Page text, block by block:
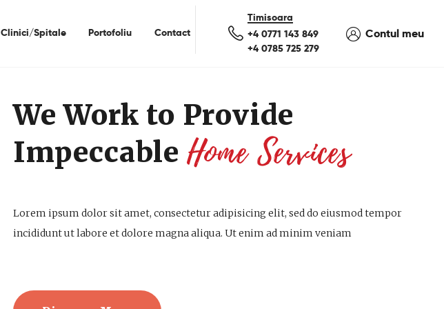
Clinici/Spitale Portofoliu Contact
+4 0771 143 849
+4 0785 725 279
Contul meu
We Work to Provide
Impeccable Home Services
Lorem ipsum dolor sit amet, consectetur adipisicing elit, sed do eiusmod tempor
incididunt ut labore et dolore magna aliqua. Ut enim ad minim veniam